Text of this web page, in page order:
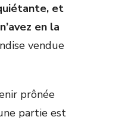
et
en la
vendue
prônée
partie est